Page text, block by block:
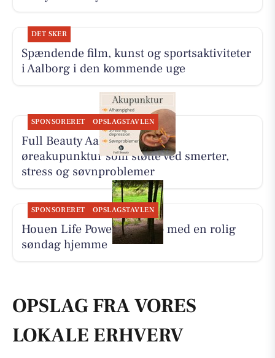
DET SKER
Spændende film, kunst og sportsaktiviteter
i Aalborg i den kommende uge
SPONSORERET OPSLAGSTAVLEN
Full Beauty Aalborg tilbyder
øreakupunktur som støtte ved smerter,
stress og søvnproblemer
SPONSORERET OPSLAGSTAVLEN
Houen Life Power lader op med en rolig
søndag hjemme
OPSLAG FRA VORES
LOKALE ERHVERV